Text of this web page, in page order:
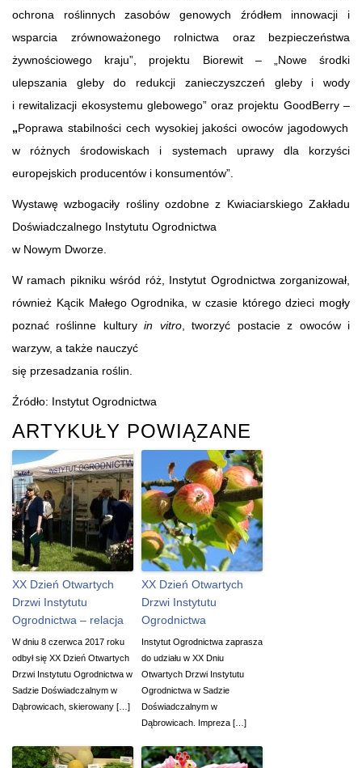
ochrona roślinnych zasobów genowych źródłem innowacji i
wsparcia zrównoważonego rolnictwa oraz bezpieczeństwa
żywnościowego kraju”, projektu Biorewit
– „Nowe środki
ulepszania gleby do redukcji zanieczyszczeń gleby i wody
i rewitalizacji ekosystemu glebowego” oraz projektu GoodBerry –
„Poprawa stabilności cech wysokiej jakości owoców jagodowych
w różnych środowiskach i systemach uprawy dla korzyści
europejskich producentów i konsumentów”.
Wystawę wzbogaciły rośliny ozdobne z Kwiaciarskiego Zakładu
Doświadczalnego Instytutu Ogrodnictwa
w Nowym Dworze.
W ramach pikniku wśród róż, Instytut Ogrodnictwa zorganizował,
również Kącik Małego Ogrodnika, w czasie którego dzieci mogły
poznać roślinne kulturyin vitro, tworzyć postacie z owoców i
warzyw, a także nauczyć
się przesadzania roślin.
Źródło: Instytut Ogrodnictwa
ARTYKUŁY POWIĄZANE
XX Dzień Otwartych
Drzwi Instytutu
Ogrodnictwa – relacja
W dniu 8 czerwca 2017 roku
odbył się XX Dzień Otwartych
Drzwi Instytutu Ogrodnictwa w
Sadzie Doświadczalnym w
Dąbrowicach, skierowany […]
XX Dzień Otwartych
Drzwi Instytutu
Ogrodnictwa
Instytut Ogrodnictwa zaprasza
do udziału w XX Dniu
Otwartych Drzwi Instytutu
Ogrodnictwa w Sadzie
Doświadczalnym w
Dąbrowicach. Impreza […]